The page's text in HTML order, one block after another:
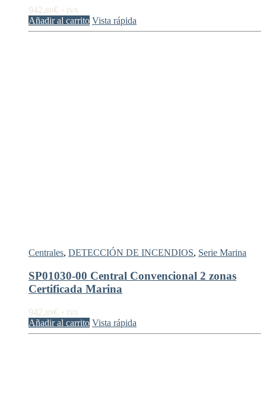
942,89€ + IVA
Añadir al carrito Vista rápida
Centrales, DETECCIÓN DE INCENDIOS, Serie Marina
SP01030-00 Central Convencional 2 zonas
Certificada Marina
942,89€ + IVA
Añadir al carrito Vista rápida